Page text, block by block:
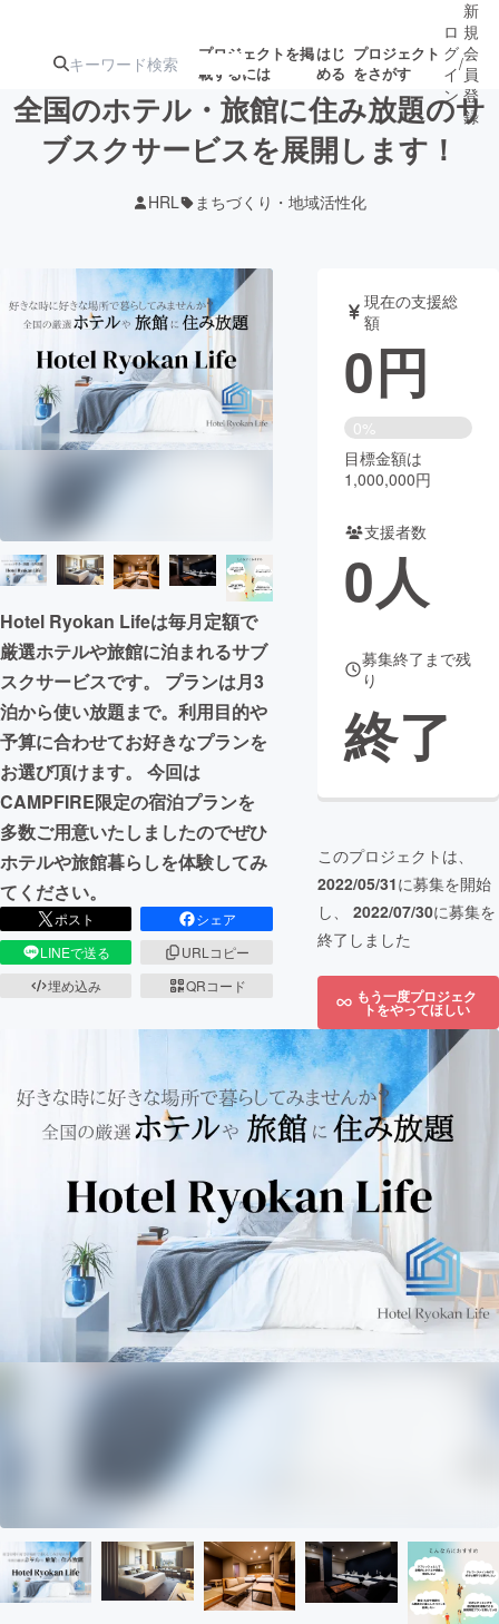
プロジェクトを掲
載するには
はじ
める
プロジェクト
をさがす
ターン
ジェクト
募集終了が近いプ
ロジェクト
アート・写真 音楽
テクノロジー・ガジェット ゲーム・サ
映像・映画 書籍・雑誌
チャレンジ
CAMPFIRE for Social Good
CAMPFIRE Creation
CAMPFIREふるさと納税machi-ya
ロ
グ
イ
ン
/
新
規
会
員
登
録
全国のホテル・旅館に住み放題のサ
ブスクサービスを展開します！
HRL まちづくり・地域活性化
Hotel Ryokan Lifeは毎月定額で
厳選ホテルや旅館に泊まれるサブ
スクサービスです。 プランは月3
泊から使い放題まで。利用目的や
予算に合わせてお好きなプランを
お選び頂けます。 今回は
CAMPFIRE限定の宿泊プランを
多数ご用意いたしましたのでぜひ
ホテルや旅館暮らしを体験してみ
てください。
ポスト
シェア
LINEで送る
URLコピー
埋め込み
QRコード
現在の支援総
額
0円
0%
目標金額は
1,000,000円
支援者数
0人
募集終了まで残
り
終了
このプロジェクトは、
2022/05/31に募集を開始
し、 2022/07/30に募集を
終了しました
もう一度プロジェク
トをやってほしい